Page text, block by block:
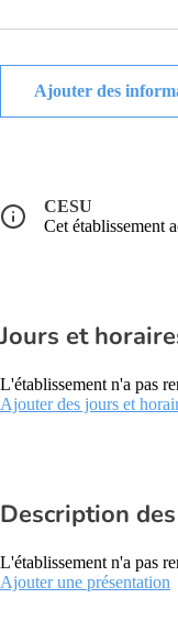
Ajouter des
CESU
Cet établissement
Jours et
L'établissement n'a pas
Ajouter des jours et
Description
L'établissement n'a pas
Ajouter une présentation